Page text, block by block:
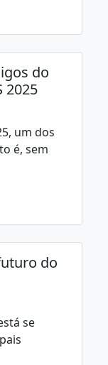
do
2025
um dos
é, sem
do
se